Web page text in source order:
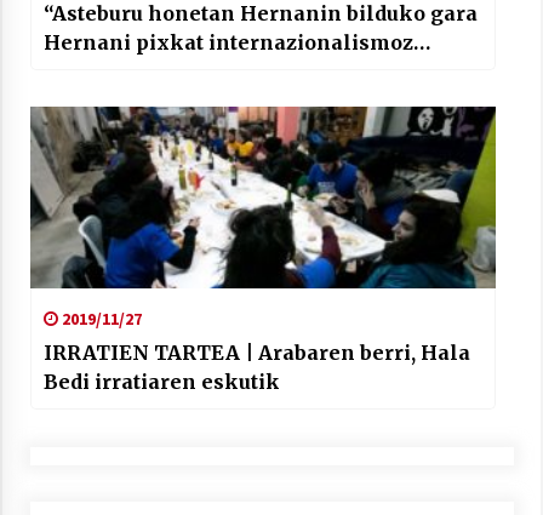
“Asteburu honetan Hernanin bilduko gara
Hernani pixkat internazionalismoz
2019/11/27
IRRATIEN TARTEA | Arabaren berri, Hala
Bedi irratiaren eskutik